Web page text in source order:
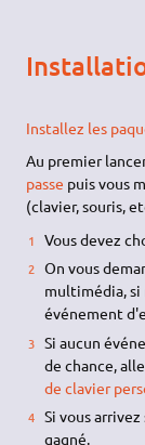
Installez les
Au premier
passe puis vous
(clavier, souris,
Vous devez
On vous
multimédia, si
événement
Si aucun
de chance,
de clavier
Si vous
gagné.